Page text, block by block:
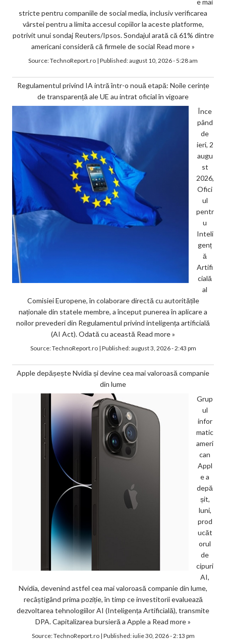
stricte pentru companiile de social media, inclusiv verificarea
vârstei pentru a limita accesul copiilor la aceste platforme,
potrivit unui sondaj Reuters/Ipsos. Sondajul arată că 61% dintre
americani consideră că firmele de social Read more »
Source:TechnoReport.ro | Published:august 10, 2026 - 5:28 am
Regulamentul privind IA intră într-o nouă etapă: Noile cerințe
de transparență ale UE au intrat oficial în vigoare
Înce
pând
de
ieri, 2
augu
st
2026,
Ofici
ul
pentr
u
Inteli
genț
ă
Artifi
cială
al
Comisiei Europene, în colaborare directă cu autoritățile
naționale din statele membre, a început punerea în aplicare a
noilor prevederi din Regulamentul privind inteligența artificială
(AI Act). Odată cu această Read more »
Source:TechnoReport.ro| Published:august 3, 2026 - 2:43 pm
Apple depășește Nvidia și devine cea mai valoroasă companie
din lume
Grup
ul
infor
matic
ameri
can
Appl
e a
depă
șit,
luni,
prod
ucăt
orul
de
cipuri
AI,
Nvidia, devenind astfel cea mai valoroasă companie din lume,
recâștigând prima poziție, în timp ce investitorii evaluează
dezvoltarea tehnologiilor AI (Inteligența Artificială), transmite
DPA. Capitalizarea bursieră a Apple a Read more »
Source:TechnoReport.ro| Published:iulie 30, 2026 - 2:13 pm